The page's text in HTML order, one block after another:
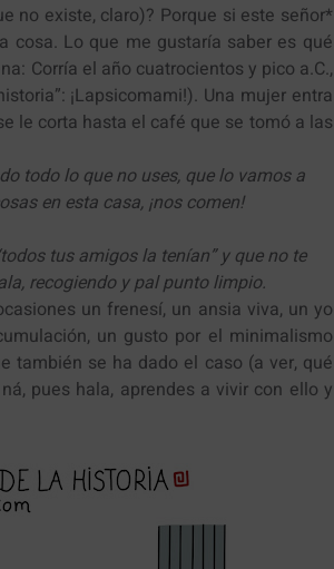
no existe, claro)? Porque si este señor*
cosa. Lo que me gustaría saber es qué
Corría el año cuatrocientos y pico a.C.,
¡Lapsicomami!). Una mujer entra
le corta hasta el café que se tomó a las
todo lo que no uses, que lo vamos a
en esta casa, ¡nos comen!
tus amigos la tenían” y que no te
recogiendo y pal punto limpio.
un frenesí, un ansia viva, un yo
un gusto por el minimalismo
también se ha dado el caso (a ver, qué
pues hala, aprendes a vivir con ello y